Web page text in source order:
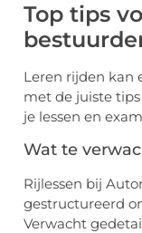
Top tips
Leren rijden kan
met de juiste
je lessen en
Wat te
Rijlessen bij
gestructureerd
Verwacht